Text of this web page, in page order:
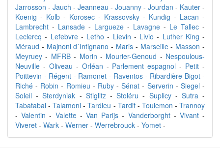
Jarrosson - Jauch - Jeanneau - Jouanny - Jourdan - Kauter -
Koenig - Kolb - Korosec - Krassovsky - Kundig - Lacan -
Lambrecht - Lansade - Largueze - Lavagne - Le Tallec -
Leclercq - Lefebvre- Letho - Lievin - Livio - Luther King -
Méraud - Majnoni d´Intignano - Maris - Marseille- Masson -
Meyruey - MFRB- Morin - Mourier-Genoud - Nespoulous-
Neuville - Oliveau - Orléan - Parlement espagnol - Petit -
Poittevin - Régent - Ramonet - Raventos - Ribardière Bigot-
Riché - Robin - Romieu - Ruby-Sénat - Serverin - Siegel -
Soleil -Sterdyniak - Stiglitz-Stoléru - Suplicy- Sutra-
Tabatabai -Talamoni -Tardieu - Tardif- Toulemon -Trannoy
-Valentin - Valette- Van Parijs - Vanderborght- Vivant-
Viveret - Wark - Werner - Werrebrouck - Yomet -